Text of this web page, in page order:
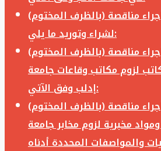
مناقصة (بالظرف المختوم)
لشراء وتوريد ما يلي:
مناقصة (بالظرف المختوم)
لزوم مكاتب وقاعات جامعة
إدلب وفق الآتي:
مناقصة (بالظرف المختوم)
مخبرية لزوم مخابر جامعة